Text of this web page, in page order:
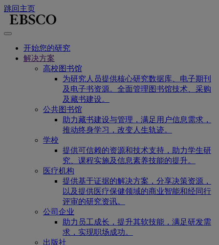
跳回主页
开始您的研究
解决方案
高校图书馆
为研究人员提供核心研究数据库、电子期刊
及电子书资源。全面管理图书馆技术、采购
及藏书建设。
公共图书馆
助力藏书建设与管理，满足用户信息需求，
推动终身学习，改变人生轨迹。
学校
提供可信赖的资源和技术支持，助力学生研
究、课程实施及信息素养技能的提升。
医疗机构
提供基于证据的解决方案，分享决策资源，
以及提供医疗保健领域的商业智能和经同行
评审的研究资讯。
公司企业
助力员工成长，提升其软技能，满足研发需
求，实现职场成功。
出版社